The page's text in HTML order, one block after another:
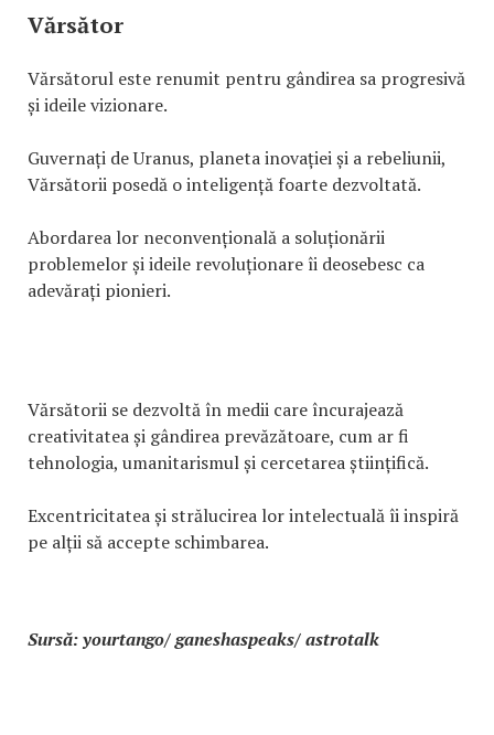
Vărsător
Vărsătorul este renumit pentru gândirea sa progresivă
și ideile vizionare.
Guvernați de Uranus, planeta inovației și a rebeliunii,
Vărsătorii posedă o inteligență foarte dezvoltată.
Abordarea lor neconvențională a soluționării
problemelor și ideile revoluționare îi deosebesc ca
adevărați pionieri.
Vărsătorii se dezvoltă în medii care încurajează
creativitatea și gândirea prevăzătoare, cum ar fi
tehnologia, umanitarismul și cercetarea științifică.
Excentricitatea și strălucirea lor intelectuală îi inspiră
pe alții să accepte schimbarea.
Sursă: yourtango/ ganeshaspeaks/ astrotalk